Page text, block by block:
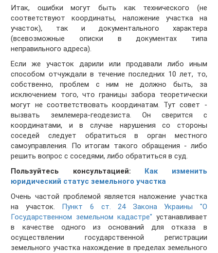
Итак, ошибки могут быть как технического (не
соответствуют координаты, наложение участка на
участок), так и документального характера
(всевозможные описки в документах типа
неправильного адреса).
Если же участок дарили или продавали либо иным
способом отчуждали в течение последних 10 лет, то,
собственно, проблем с ним не должно быть, за
исключением того, что границы забора теоретически
могут не соответствовать координатам. Тут совет -
вызвать землемера-геодезиста. Он сверится с
координатами, и в случае нарушения со стороны
соседей следует обратиться в орган местного
самоуправления. По итогам такого обращения - либо
решить вопрос с соседями, либо обратиться в суд.
Пользуйтесь консультацией: Как изменить
юридический статус земельного участка
Очень частой проблемой является наложение участка
на участок. Пункт 6 ст. 24 Закона Украины "О
Государственном земельном кадастре" устанавливает
в качестве одного из оснований для отказа в
осуществлении государственной регистрации
земельного участка нахождение в пределах земельного